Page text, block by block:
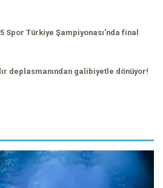
Spor Türkiye Şampiyonası'nda final
deplasmanından galibiyetle dönüyor!